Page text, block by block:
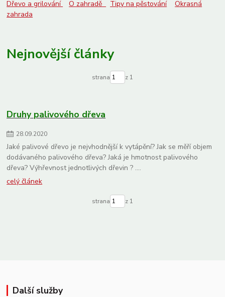
druhy ruzi
gentiana hořec
Dřevo a grilování
O zahradě Tipy na pěstování
Okrasná
zahrada
Nejnovější články
strana z 1
Druhy palivového dřeva
28.09.2020
Jaké palivové dřevo je nejvhodnější k vytápění? Jak se měří objem
dodávaného palivového dřeva? Jaká je hmotnost palivového
dřeva? Výhřevnost jednotlivých dřevin ? ....
celý článek
strana z 1
Další služby